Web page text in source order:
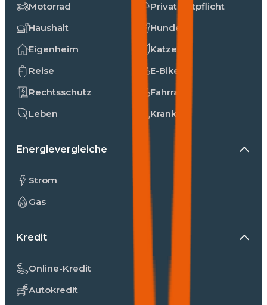
Motorrad
Haushalt
Eigenheim
Reise
Rechtsschutz
Leben
Privathaftpflicht
Hunde
Katzen
E-Bike
Fahrrad
Kranken
Energievergleiche
Strom
Gas
Kredit
Online-Kredit
Autokredit